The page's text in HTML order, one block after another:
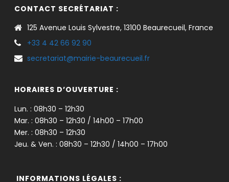
CONTACT SECRÉTARIAT :
125 Avenue Louis Sylvestre, 13100 Beaurecueil, France
+33 4 42 66 92 90
secretariat@mairie-beaurecueil.fr
HORAIRES D’OUVERTURE :
Lun. : 08h30 – 12h30
Mar. : 08h30 – 12h30 / 14h00 – 17h00
Mer. : 08h30 – 12h30
Jeu. & Ven. : 08h30 – 12h30 / 14h00 – 17h00
INFORMATIONS LÉGALES :